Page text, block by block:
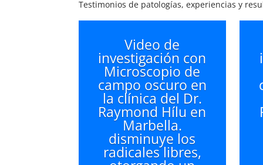
Testimonios de patologías, experiencias y
Video de
investigación con
Microscopio de
campo oscuro en
la clínica del Dr.
Raymond Hílu en
Marbella.
disminuye los
radicales libres,